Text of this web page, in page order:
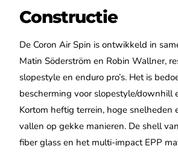
Constructie
De Coron Air Spin is ontwikkeld in
Matin Söderström en Robin Wallner,
slopestyle en enduro pro’s. Het is
bescherming voor slopestyle/downhill
Kortom heftig terrein, hoge snelheden
vallen op gekke manieren. De shell
fiber glass en het multi-impact EPP